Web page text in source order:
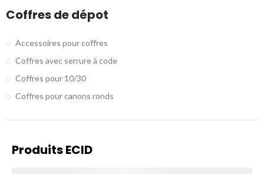
Coffres de dépot
Accessoires pour coffres
Coffres avec serrure à code
Coffres pour 10/30
Coffres pour canons ronds
Produits ECID